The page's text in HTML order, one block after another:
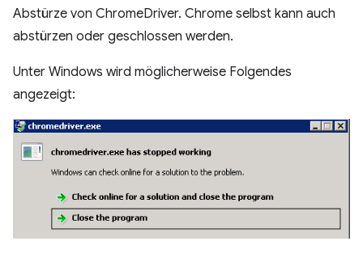
Abstürze von ChromeDriver. Chrome selbst kann auch
abstürzen oder geschlossen werden.
Unter Windows wird möglicherweise Folgendes
angezeigt: